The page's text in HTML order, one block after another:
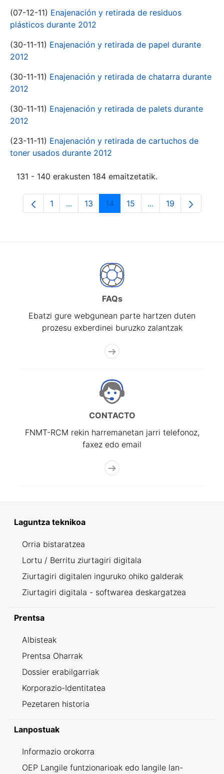
(07-12-11) Enajenación y retirada de residuos
plásticos durante 2012
(30-11-11) Enajenación y retirada de papel durante
2012
(30-11-11) Enajenación y retirada de chatarra durante
2012
(30-11-11) Enajenación y retirada de palets durante
2012
(23-11-11) Enajenación y retirada de cartuchos de
toner usados durante 2012
131 - 140 erakusten 184 emaitzetatik.
Orrialdea
1 ...Intermediate Pages Use TAB to navigate.
Orrialdea
13 Orrialdea
14 Orrialdea
15 ...Intermediate
Orrialdea
19
FAQs
Ebatzi gure webgunean parte hartzen duten
prozesu exberdinei buruzko zalantzak
CONTACTO
FNMT-RCM rekin harremanetan jarri telefonoz,
faxez edo email
Laguntza teknikoa
Orria bistaratzea
Lortu / Berritu ziurtagiri digitala
Ziurtagiri digitalen inguruko ohiko galderak
Ziurtagiri digitala - softwarea deskargatzea
Prentsa
Albisteak
Prentsa Oharrak
Dossier erabilgarriak
Korporazio-Identitatea
Pezetaren historia
Lanpostuak
Informazio orokorra
OEP Langile funtzionarioak edo langile lan-